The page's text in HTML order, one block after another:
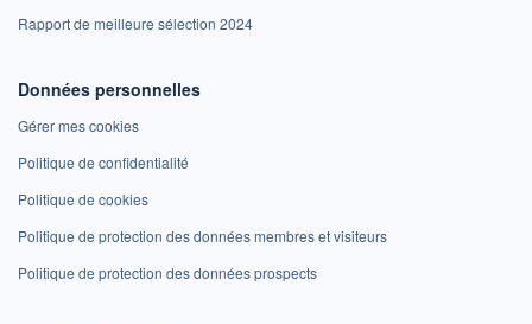
Rapport de meilleure sélection 2024
Données personnelles
Gérer mes cookies
Politique de confidentialité
Politique de cookies
Politique de protection des données membres et visiteurs
Politique de protection des données prospects